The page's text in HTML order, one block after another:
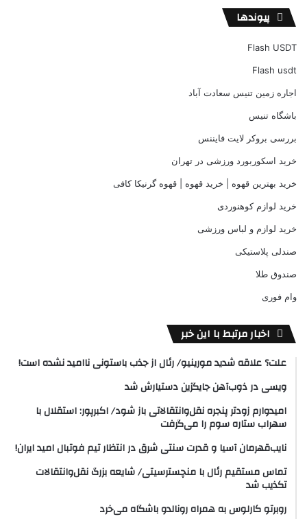
پیوندها
Flash USDT
Flash usdt
اجاره زمین تنیس سعادت آباد
باشگاه تنیس
بررسی بروکر لایت فایننس
خرید اسکوربورد ورزشی در تهران
خرید بهترین قهوه | خرید قهوه | قهوه گرنیکا کافی
خرید لوازم کوهنوردی
خرید لوازم و لباس ورزشی
صندلی پلاستیکی
صندوق طلا
وام فوری
اخبار مرتبط با این خبر
علت؟ علاقه شدید مورینیو/ رئال از جذب باستونی ناامید نشده است!
ویسی در ذوب‌آهن جایگزین دستیارش شد
امیدوارم زودتر پنجره نقل‌وانتقالاتی باز شود/ اکبرپور: استقلال با
سهراب ستاره سوم را می‌گرفت
نایب‌قهرمان آسیا و قدرت سنتی شرق در انتظار تیم فوتبال امید ایران!
تماس مستقیم رئال با منچسترسیتی/ شایعه بزرگ نقل‌وانتقالات
تکذیب شد
روبرتو کارلوس به همراه رونالدو باشگاه می‌خرد